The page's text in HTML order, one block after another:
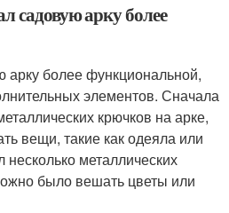
садовую арку более
арку более функциональной,
элементов. Сначала
крючков на арке,
вещи, такие как одеяла или
металлических
было вешать цветы или